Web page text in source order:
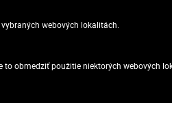
webových lokalitách.
obmedziť použitie niektorých webových